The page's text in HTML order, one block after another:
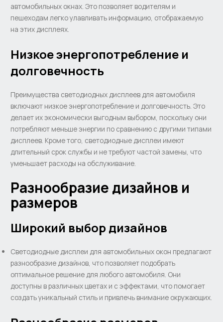
автомобильных окнах. Это позволяет водителям и
пешеходам легко улавливать информацию, отображаемую
на этих дисплеях.
Низкое энергопотребление и
долговечность
Преимущества светодиодных дисплеев для автомобиля
включают низкое энергопотребление и долговечность. Это
делает их экономически выгодным выбором, поскольку они
потребляют меньше энергии по сравнению с другими типами
дисплеев. Кроме того, светодиодные дисплеи имеют
длительный срок службы и не требуют частой замены, что
уменьшает расходы на обслуживание.
Разнообразие дизайнов и
размеров
Широкий выбор дизайнов
Светодиодные дисплеи для автомобильных окон предлагают
разнообразие дизайнов, что позволяет подобрать
оптимальное решение для любого автомобиля. Они
доступны в различных цветах и с эффектами, что помогает
создать уникальный стиль и привлечь внимание окружающих.